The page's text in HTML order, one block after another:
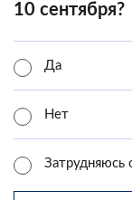
10 сентября?
Да
Нет
Затрудняюсь